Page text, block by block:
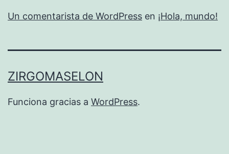
Un comentarista de WordPress en ¡Hola, mundo!
ZIRGOMASELON
Funciona gracias a WordPress.